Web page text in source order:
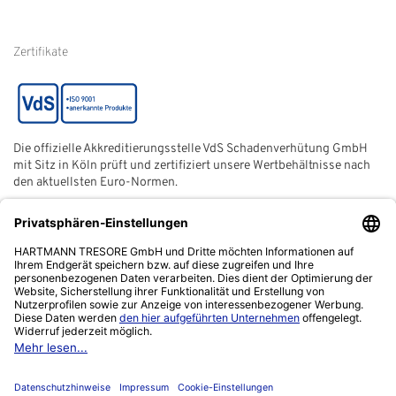
Batterieentsorgung
Zertifikate
Die offizielle Akkreditierungsstelle VdS Schadenverhütung GmbH
mit Sitz in Köln prüft und zertifiziert unsere Wertbehältnisse nach
den aktuellsten Euro-Normen.
Der ECB (European Certification Body) ist eine neutrale und
unabhängige Zertifizierungsstelle der European Security
Systems Association e. V. (ESSA) mit Sitz in Frankfurt am Main.